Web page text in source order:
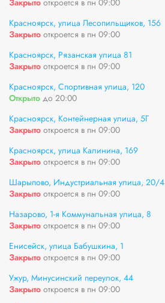
Красноярск, улица Лесопильщиков, 156
Закрыто откроется в пн 09:00
Красноярск, Рязанская улица 81
Закрыто откроется в пн 09:00
Красноярск, Спортивная улица, 120
Открыто до 20:00
Красноярск, Контейнерная улица, 5Г
Закрыто откроется в пн 09:00
Красноярск, улица Калинина, 169
Закрыто откроется в пн 09:00
Шарыпово, Индустриальная улица, 20/4
Закрыто откроется в пн 09:00
Назарово, 1-я Коммунальная улица, 8
Закрыто откроется в пн 09:00
Енисейск, улица Бабушкина, 1
Закрыто откроется в пн 09:00
Ужур, Минусинский переулок, 44
Закрыто откроется в пн 09:00